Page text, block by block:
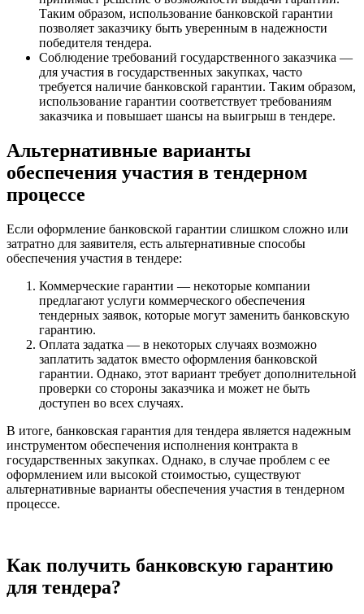
Таким образом, использование банковской гарантии
позволяет заказчику быть уверенным в надежности
победителя тендера.
Соблюдение требований государственного заказчика —
для участия в государственных закупках, часто
требуется наличие банковской гарантии. Таким образом,
использование гарантии соответствует требованиям
заказчика и повышает шансы на выигрыш в тендере.
Альтернативные варианты
обеспечения участия в тендерном
процессе
Если оформление банковской гарантии слишком сложно или
затратно для заявителя, есть альтернативные способы
обеспечения участия в тендере:
Коммерческие гарантии — некоторые компании
предлагают услуги коммерческого обеспечения
тендерных заявок, которые могут заменить банковскую
гарантию.
Оплата задатка — в некоторых случаях возможно
заплатить задаток вместо оформления банковской
гарантии. Однако, этот вариант требует дополнительной
проверки со стороны заказчика и может не быть
доступен во всех случаях.
В итоге, банковская гарантия для тендера является надежным
инструментом обеспечения исполнения контракта в
государственных закупках. Однако, в случае проблем с ее
оформлением или высокой стоимостью, существуют
альтернативные варианты обеспечения участия в тендерном
процессе.
Как получить банковскую гарантию
для тендера?